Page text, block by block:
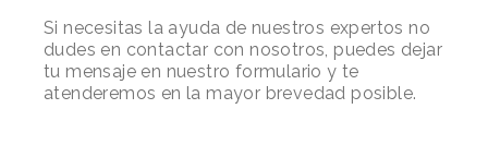
Si necesitas la ayuda de nuestros expertos no
dudes en contactar con nosotros, puedes dejar
tu mensaje en nuestro formulario y te
atenderemos en la mayor brevedad posible.